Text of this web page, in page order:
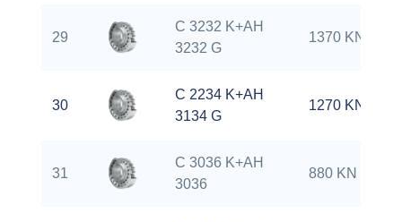
29
C 3232 K+AH
3232 G
1370 KN
30
C 2234 K+AH
3134 G
1270 KN
31
C 3036 K+AH
3036
880 KN